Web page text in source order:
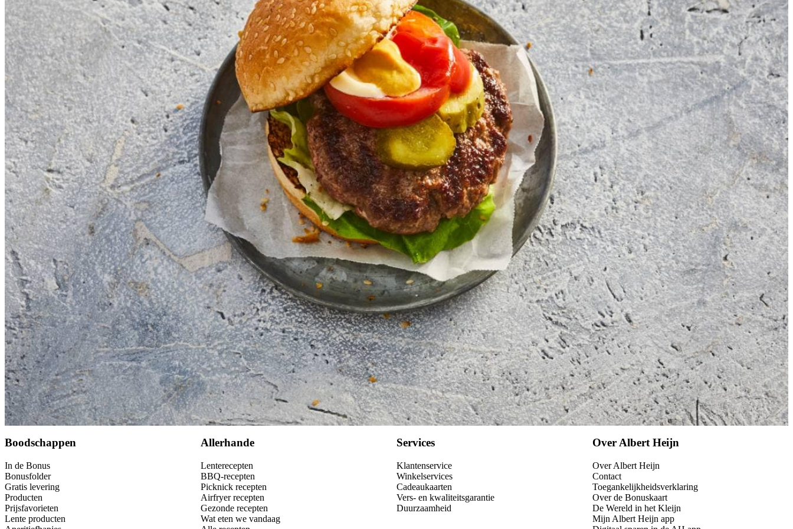
1 tlzout
4 hamburgerbroodjes
1tomaat
4 blaadjeskropsla
8 plakkenaugurken
2 elmayonaise
1 elketchup
1 elyellow mustard mild
Kies producten
Dit heb je nodig
Wat vond je van dit recept?
Boodschappen
In de Bonus
Bonusfolder
Gratis levering
Producten
Prijsfavorieten
Lente producten
Allerhande
Lenterecepten
BBQ-recepten
Picknick recepten
Airfryer recepten
Gezonde recepten
Wat eten we vandaag
Services
Klantenservice
Winkelservices
Cadeaukaarten
Vers- en kwaliteitsgarantie
Duurzaamheid
Over Albert Heijn
Over Albert Heijn
Contact
Toegankelijkheidsverklaring
Over de Bonuskaart
De Wereld in het Kleijn
Mijn Albert Heijn app